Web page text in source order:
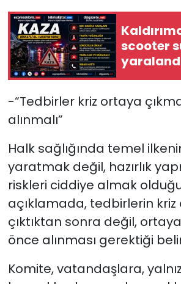
scooter
-“Tedbirler kriz ortaya
alınmalı”
Halk sağlığında temel
yaratmak değil, hazırlık
riskleri ciddiye almak
açıklamada, tedbirlerin
çıktıktan sonra değil,
önce alınması gerektiği
Komite, vatandaşlara,